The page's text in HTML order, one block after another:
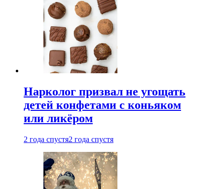
Нарколог призвал не угощать
детей конфетами с коньяком
или ликёром
2 года спустя2 года спустя